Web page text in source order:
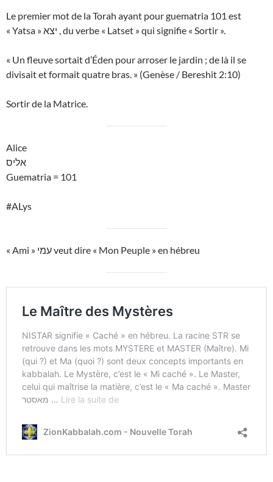
Le premier mot de la Torah ayant pour guematria 101 est
« Yatsa » יצא , du verbe « Latset » qui signifie « Sortir ».
« Un fleuve sortait d’Éden pour arroser le jardin ; de là il se
divisait et formait quatre bras. » (Genèse / Bereshit 2:10)
Sortir de la Matrice.
Alice
אליס
Guematria = 101
#ALys
« Ami » עמי veut dire « Mon Peuple » en hébreu